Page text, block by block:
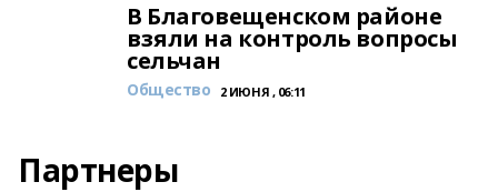
В Благовещенском районе
взяли на контроль вопросы
сельчан
Общество 2 ИЮНЯ , 06:11
Партнеры